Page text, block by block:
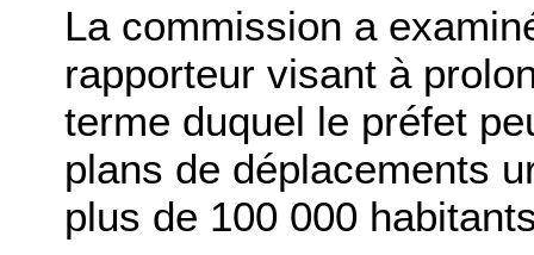
La commission a
rapporteur visant à
terme duquel le préfet
plans de déplacements
plus de 100 000